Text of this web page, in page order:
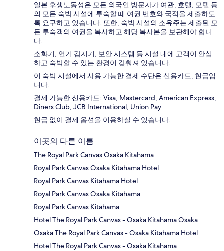
일본 후생노동성은 모든 외국인 방문자가 여관, 호텔, 모텔 등
의 모든 숙박 시설에 투숙할 때 여권 번호와 국적을 제출하도
록 요구하고 있습니다. 또한, 숙박 시설의 소유주는 제출된 모
든 투숙객의 여권을 복사하고 해당 복사본을 보관해야 합니
다.
소화기, 연기 감지기, 보안 시스템 등 시설 내에 고객이 안심
하고 숙박할 수 있는 환경이 갖춰져 있습니다.
이 숙박 시설에서 사용 가능한 결제 수단은 신용카드, 현금입
니다.
결제 가능한 신용카드: Visa, Mastercard, American Express,
Diners Club, JCB International, Union Pay
현금 없이 결제 옵션을 이용하실 수 있습니다.
이곳의 다른 이름
The Royal Park Canvas Osaka Kitahama
Royal Park Canvas Osaka Kitahama Hotel
Royal Park Canvas Kitahama Hotel
Royal Park Canvas Osaka Kitahama
Royal Park Canvas Kitahama
Hotel The Royal Park Canvas - Osaka Kitahama Osaka
Osaka The Royal Park Canvas - Osaka Kitahama Hotel
Hotel The Royal Park Canvas - Osaka Kitahama